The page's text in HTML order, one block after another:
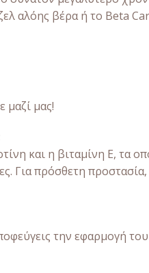
αλόης βέρα ή το Beta
μαζί μας!
και η βιταμίνη Ε, τα
Για πρόσθετη προστασία,
την εφαρμογή